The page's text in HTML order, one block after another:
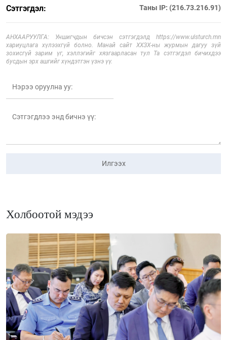
Сэтгэгдэл: Таны IP: (216.73.216.91)
АНХААРУУЛГА: Уншигчдын бичсэн сэтгэгдэлд https://www.ulsturch.mn
хариуцлага хүлээхгүй болно. Манай сайт ХХЗХ-ны журмын дагуу зүй
зохисгүй зарим үг, хэллэгийг хязгаарласан тул Та сэтгэгдэл бичихдээ
бусдын эрх ашгийг хүндэтгэн үзнэ үү.
Илгээх
Холбоотой мэдээ